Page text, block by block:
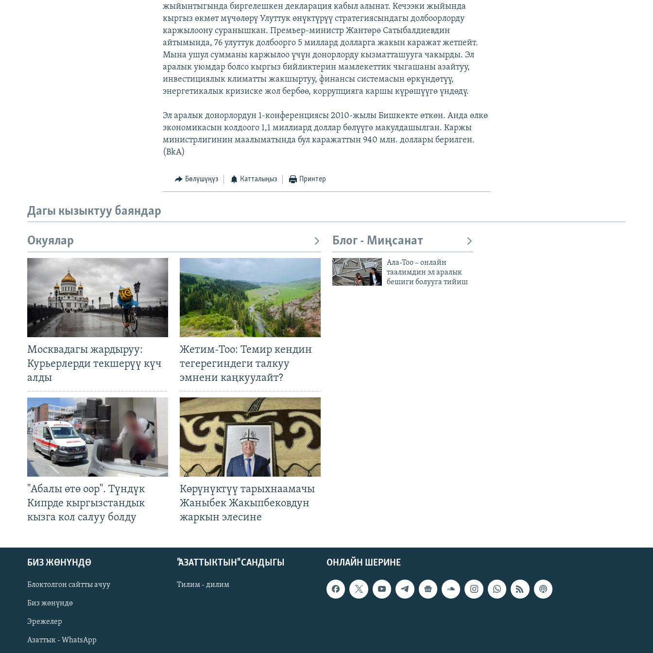
Русский
ОНЛАЙН ШЕРИНЕ
жыйынтыгында биргелешкен декларация кабыл алынат. Кечээки жыйында
кыргыз өкмөт мүчөлөрү Улуттук өнүктүрүү стратегиясындагы долбоорлорду
каржылоону суранышкан. Премьер-министр Жантөрө Сатыбалдиевдин
айтымында, 76 улуттук долбоорго 5 миллард долларга жакын каражат жетпейт.
Мына ушул сумманы каржылоо үчүн донорлорду кызматташууга чакырды. Эл
аралык уюмдар болсо кыргыз бийликтерин мамлекеттик чыгашаны азайтуу,
инвестициялык климатты жакшыртуу, финансы системасын өркүндөтүү,
энергетикалык кризиске жол бербөө, коррупцияга каршы күрөшүүгө үндөдү.
Эл аралык донорлордун 1-конференциясы 2010-жылы Бишкекте өткөн. Анда өлкө
экономикасын колдоого 1,1 миллиард доллар бөлүүгө макулдашылган. Каржы
министрлигинин маалыматында бул каражаттын 940 млн. доллары берилген.
(BkA)
Бөлүшүңүз Катталыңыз Принтер
Дагы кызыктуу баяндар
Окуялар
Москвадагы жардыруу:
Курьерлерди текшерүү күч
алды
Жетим-Тоо: Темир кендин
тегерегиндеги талкуу
эмнени каңкуулайт?
"Абалы өтө оор". Түндүк
Кипрде кыргызстандык
кызга кол салуу болду
Көрүнүктүү тарыхнаамачы
Жаныбек Жакыпбековдун
жаркын элесине
Блог - Миңсанат
Ала-Тоо – онлайн
таалимдин эл аралык
бешиги болууга тийиш
ОНЛАЙН ШЕРИНЕ
БИЗ ЖӨНҮНДӨ
Блоктолгон сайтты ачуу
Биз жөнүндө
Эрежелер
Азаттык - WhatsApp
"АЗАТТЫКТЫН" САНДЫГЫ
Тилим - дилим